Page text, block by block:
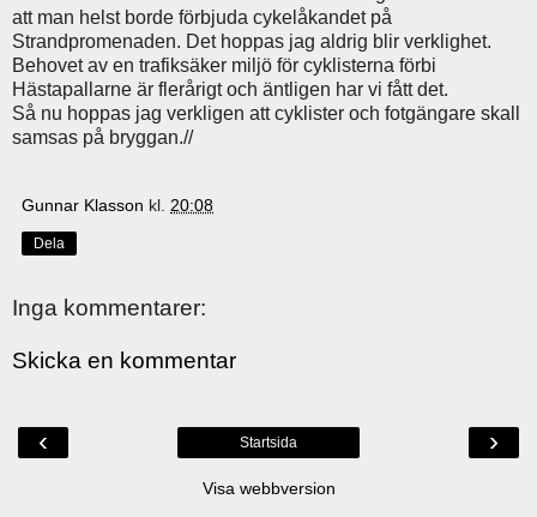
att man helst borde förbjuda cykelåkandet på
Strandpromenaden. Det hoppas jag aldrig blir verklighet.
Behovet av en trafiksäker miljö för cyklisterna förbi
Hästapallarne är flerårigt och äntligen har vi fått det.
Så nu hoppas jag verkligen att cyklister och fotgängare skall
samsas på bryggan.//
Gunnar Klasson kl. 20:08
Dela
Inga kommentarer:
Skicka en kommentar
‹ ›
Startsida
Visa webbversion